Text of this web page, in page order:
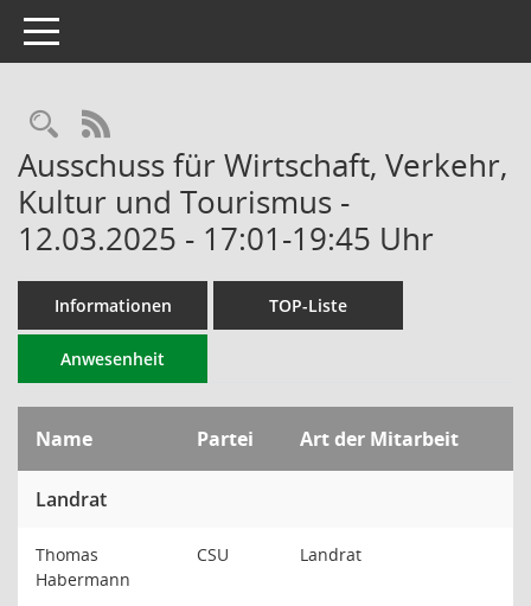
Toggle navigation
RSS-Feed
Ausschuss für Wirtschaft, Verkehr,
Kultur und Tourismus -
12.03.2025 - 17:01-19:45 Uhr
Informationen TOP-Liste
Anwesenheit
Name Partei Art der Mitarbeit
Landrat
Thomas
Habermann
CSU Landrat